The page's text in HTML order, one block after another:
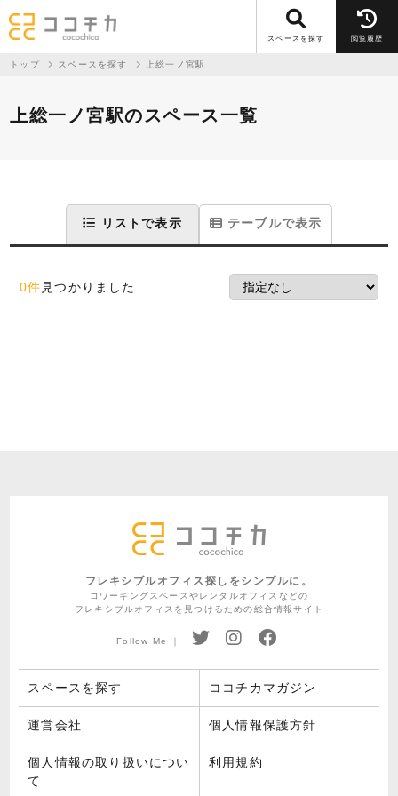
スペースを探す 閲覧履歴
トップ スペースを探す 上総一ノ宮駅
上総一ノ宮駅のスペース一覧
リストで表示 テーブルで表示
0件 見つかりました
フレキシブルオフィス探しをシンプルに。
コワーキングスペースやレンタルオフィスなどの
フレキシブルオフィスを見つけるための総合情報サイト
Follow Me ｜
スペースを探す ココチカマガジン
運営会社 個人情報保護方針
個人情報の取り扱いについ
て
利用規約